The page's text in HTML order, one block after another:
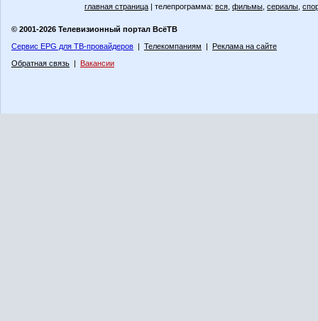
главная страница | телепрограмма: вся фильмы сериалы
© 2001-2026 Телевизионный портал ВсёТВ
Сервис EPG для ТВ-провайдеров | Телекомпаниям | Реклама на сайте
Обратная связь | Вакансии